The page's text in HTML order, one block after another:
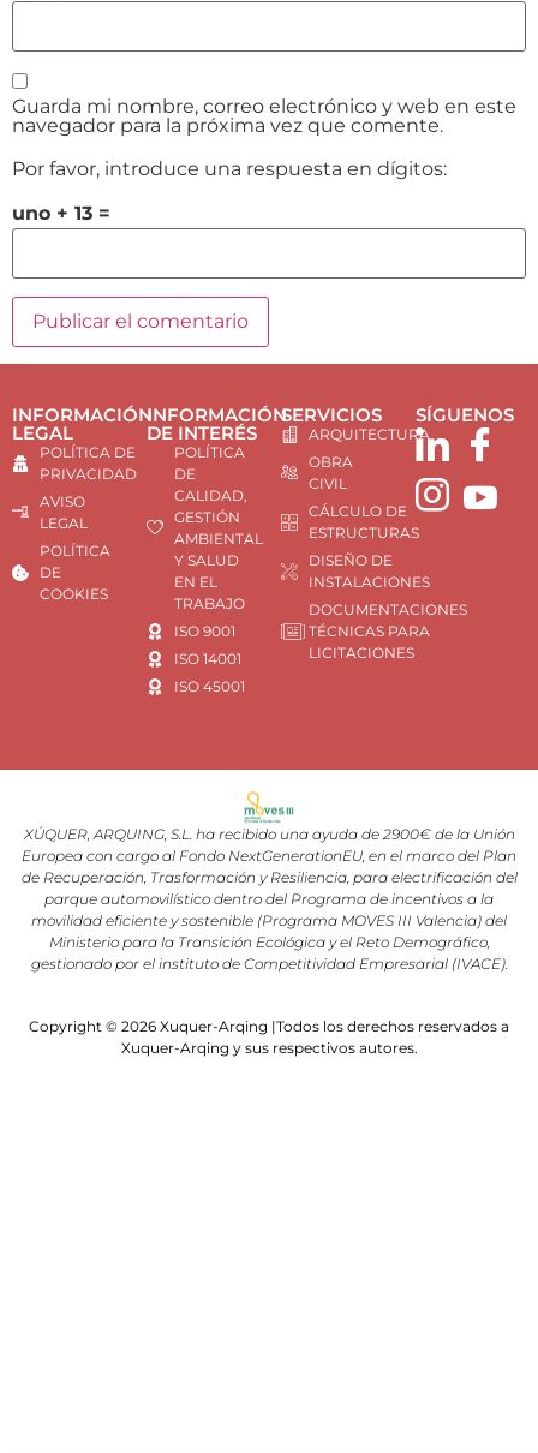
Guarda mi nombre, correo electrónico y web en este
navegador para la próxima vez que comente.
Por favor, introduce una respuesta en dígitos:
uno + 13 =
INFORMACIÓN
LEGAL
POLÍTICA DE
PRIVACIDAD
AVISO
LEGAL
POLÍTICA
DE
COOKIES
INFORMACIÓN
DE INTERÉS
POLÍTICA
DE
CALIDAD,
GESTIÓN
AMBIENTAL
Y SALUD
EN EL
TRABAJO
ISO 9001
ISO 14001
ISO 45001
SERVICIOS
ARQUITECTURA
OBRA
CIVIL
CÁLCULO DE
ESTRUCTURAS
DISEÑO DE
INSTALACIONES
DOCUMENTACIONES
TÉCNICAS PARA
LICITACIONES
SÍGUENOS
XÚQUER, ARQUING, S.L. ha recibido una ayuda de 2900€ de la Unión
Europea con cargo al Fondo NextGenerationEU, en el marco del Plan
de Recuperación, Trasformación y Resiliencia, para electrificación del
parque automovilístico dentro del Programa de incentivos a la
movilidad eficiente y sostenible (Programa MOVES III Valencia) del
Ministerio para la Transición Ecológica y el Reto Demográfico,
gestionado por el instituto de Competitividad Empresarial (IVACE).
Copyright © 2026 Xuquer-Arqing |Todos los derechos reservados a
Xuquer-Arqing y sus respectivos autores.